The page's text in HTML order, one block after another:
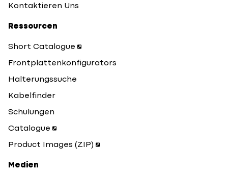
Kontaktieren Uns
Ressourcen
Short Catalogue
Frontplattenkonfigurators
Halterungssuche
Kabelfinder
Schulungen
Catalogue
Product Images (ZIP)
Medien